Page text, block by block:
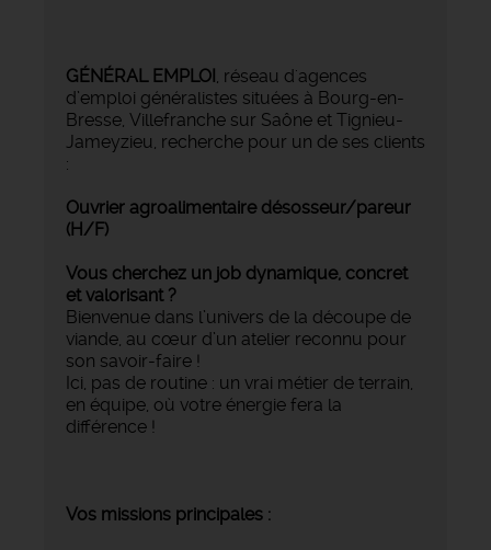
GÉNÉRAL EMPLOI , réseau d'agences
d’emploi généralistes situées à Bourg-en-
Bresse, Villefranche sur Saône et Tignieu-
Jameyzieu, recherche pour un de ses clients
:
Ouvrier agroalimentaire désosseur/pareur
(H/F)
Vous cherchez un job dynamique, concret
et valorisant ?
Bienvenue dans l’univers de la découpe de
viande, au cœur d’un atelier reconnu pour
son savoir-faire !
Ici, pas de routine : un vrai métier de terrain,
en équipe, où votre énergie fera la
différence !
Vos missions principales :